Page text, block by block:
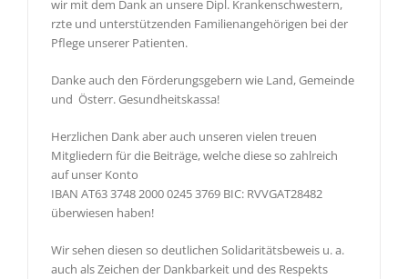
wir mit dem Dank an unsere Dipl. Krankenschwestern,
rzte und unterstützenden Familienangehörigen bei der
Pflege unserer Patienten.
Danke auch den Förderungsgebern wie Land, Gemeinde
und Österr. Gesundheitskassa!
Herzlichen Dank aber auch unseren vielen treuen
Mitgliedern für die Beiträge, welche diese so zahlreich
auf unser Konto
IBAN AT63 3748 2000 0245 3769 BIC: RVVGAT28482
überwiesen haben!
Wir sehen diesen so deutlichen Solidaritätsbeweis u. a.
auch als Zeichen der Dankbarkeit und des Respekts